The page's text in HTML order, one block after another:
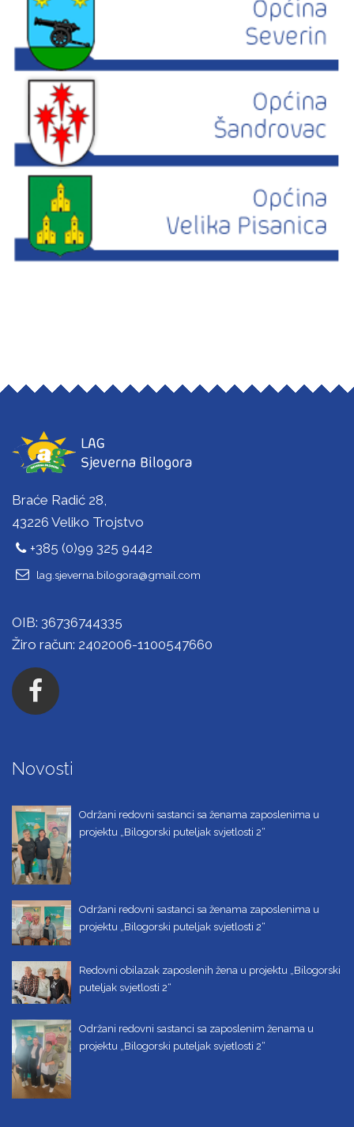
Braće Radić 28,
43226 Veliko Trojstvo
+385 (0)99 325 9442
lag.sjeverna.bilogora@gmail.com
OIB: 36736744335
Žiro račun: 2402006-1100547660
Novosti
Održani redovni sastanci sa ženama zaposlenima u
projektu „Bilogorski puteljak svjetlosti 2“
Održani redovni sastanci sa ženama zaposlenima u
projektu „Bilogorski puteljak svjetlosti 2“
Redovni obilazak zaposlenih žena u projektu „Bilogorski
puteljak svjetlosti 2“
Održani redovni sastanci sa zaposlenim ženama u
projektu „Bilogorski puteljak svjetlosti 2“